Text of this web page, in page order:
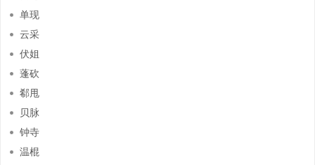
单现
云采
伏姐
蓬砍
郗甩
贝脉
钟寺
温棍